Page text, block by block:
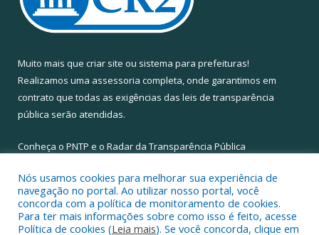
Muito mais que criar site ou sistema para prefeituras!
Realizamos uma assessoria completa, onde garantimos em
contrato que todas as exigências das leis de transparência
pública serão atendidas.
Conheça o PNTP e o Radar da Transparência Pública
Todos os direitos reservados a Câmara Municipal de Santa Maria
Nós usamos cookies para melhorar sua experiência de
navegação no portal. Ao utilizar nosso portal, você
concorda com a política de monitoramento de cookies.
Para ter mais informações sobre como isso é feito, acesse
Política de cookies (Leia mais). Se você concorda, clique em